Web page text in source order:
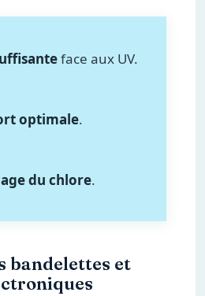
face aux UV.
optimale.
du chlore.
bandelettes et